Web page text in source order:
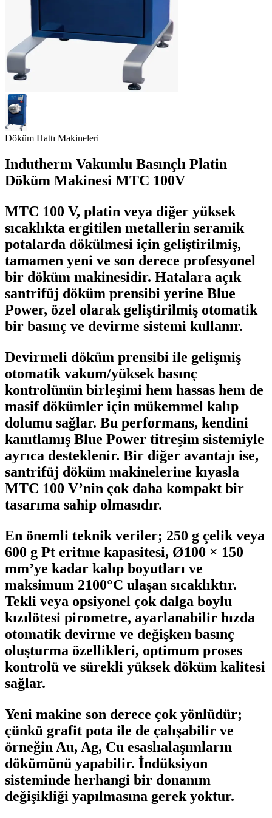
Döküm Hattı Makineleri
Indutherm Vakumlu Basınçlı Platin
Döküm Makinesi MTC 100V
MTC 100 V, platin veya diğer yüksek
sıcaklıkta ergitilen metallerin seramik
potalarda dökülmesi için geliştirilmiş,
tamamen yeni ve son derece profesyonel
bir döküm makinesidir. Hatalara açık
santrifüj döküm prensibi yerine Blue
Power, özel olarak geliştirilmiş otomatik
bir basınç ve devirme sistemi kullanır.
Devirmeli döküm prensibi ile gelişmiş
otomatik vakum/yüksek basınç
kontrolünün birleşimi hem hassas hem de
masif dökümler için mükemmel kalıp
dolumu sağlar. Bu performans, kendini
kanıtlamış Blue Power titreşim sistemiyle
ayrıca desteklenir. Bir diğer avantajı ise,
santrifüj döküm makinelerine kıyasla
MTC 100 V’nin çok daha kompakt bir
tasarıma sahip olmasıdır.
En önemli teknik veriler; 250 g çelik veya
600 g Pt eritme kapasitesi, Ø100 × 150
mm’ye kadar kalıp boyutları ve
maksimum 2100°C ulaşan sıcaklıktır.
Tekli veya opsiyonel çok dalga boylu
kızılötesi pirometre, ayarlanabilir hızda
otomatik devirme ve değişken basınç
oluşturma özellikleri, optimum proses
kontrolü ve sürekli yüksek döküm kalitesi
sağlar.
Yeni makine son derece çok yönlüdür;
çünkü grafit pota ile de çalışabilir ve
örneğin Au, Ag, Cu esaslıalaşımların
dökümünü yapabilir. İndüksiyon
sisteminde herhangi bir donanım
değişikliği yapılmasına gerek yoktur.